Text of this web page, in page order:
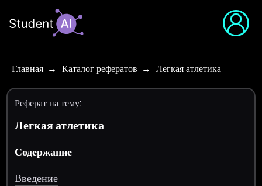
Главная Каталог рефератов Легкая атлетика
Реферат на тему:
Легкая атлетика
Содержание
Введение